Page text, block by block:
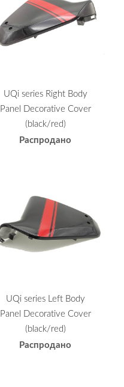
UQi series Right Body
Panel Decorative Cover
(black/red)
Распродано
UQi series Left Body
Panel Decorative Cover
(black/red)
Распродано